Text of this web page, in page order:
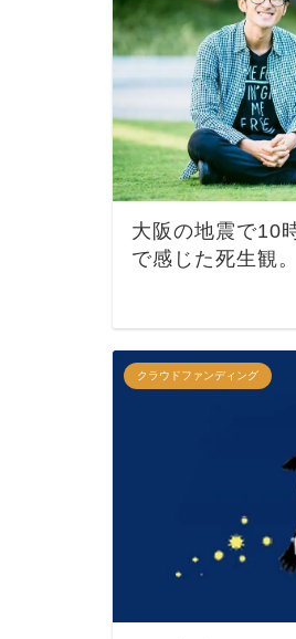
大阪の地震で10
で感じた死生観。
クラウドファンディング